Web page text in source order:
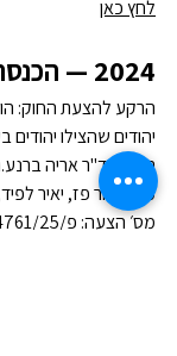
לחץ כאן
2024 — הכנסת ה־25
הרקע להצעת החוק:
יהודים שהצילו
הועדה ד"ר אריה
משה טור פז, יאיר